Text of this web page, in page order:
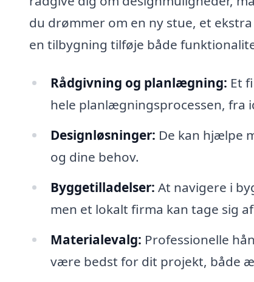
du drømmer om en ny stue, et
en tilbygning tilføje både
Rådgivning og planlægning: Et
hele planlægningsprocessen, fra
Designløsninger: De kan hjælpe
og dine behov.
Byggetilladelser: At navigere i
men et lokalt firma kan tage sig
Materialevalg: Professionelle
være bedst for dit projekt, både